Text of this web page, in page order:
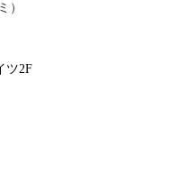
）
ツ2F